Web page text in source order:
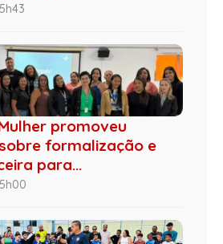
promoveu
formalização e
para...